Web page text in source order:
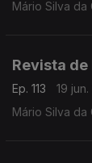
Mário Silva da
Revista
Ep. 113
19
Mário Silva da